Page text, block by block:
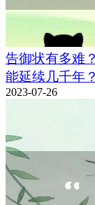
告御状有多难
能延续几千年？
2023-07-26